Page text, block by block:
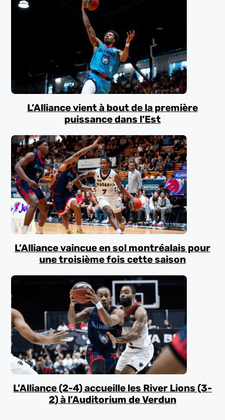
L’Alliance vient à bout de la première
puissance dans l’Est
L’Alliance vaincue en sol montréalais pour
une troisième fois cette saison
L’Alliance (2-4) accueille les River Lions (3-
2) à l’Auditorium de Verdun